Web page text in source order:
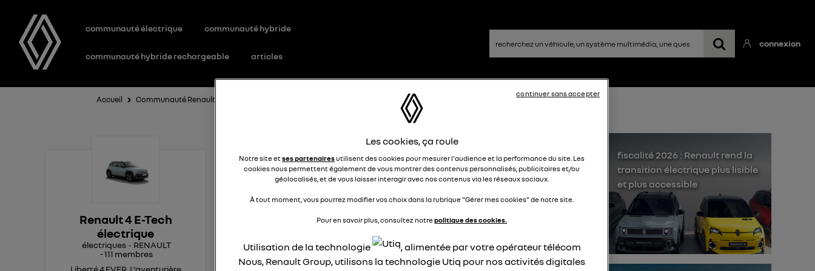
communauté électrique communauté hybride
communauté hybride rechargeable articles
connexion
Accueil Communauté Renault 4 E-Tech électrique
Renault 4 E-Tech
électrique
électriques
RENAULT
-111 membres
Liberté 4 EVER. L'aventurière
Air froid volant
henanie
Malgré la climatisation réglée à 20°, j'ai de l'air froid qui provient
Est-ce que vous rencontrez également ce problème ?
Apparemment certaines R5 présentent aussi ce défaut.
fiscalité 2026 : Renault rend la
transition électrique plus lisible
et plus accessible
Les cookies, ça roule
Notre site etses partenairesutilisent des cookies pour mesurer l'audience et la performance du site. Les
cookies nous permettent également de vous montrer des contenus personnalisés, publicitaires et/ou
géolocalisés, et de vous laisser interagir avec nos contenus via les réseaux sociaux.
À tout moment, vous pourrez modifier vos choix dans la rubrique "Gérer mes cookies" de notre site.
Pour en savoir plus, consultez notrepolitique des cookies.
Utilisation de la technologie
, alimentée par votre opérateur télécom
Nous, Renault Group, utilisons la technologie Utiq pour nos activités digitales
continuer sans accepter